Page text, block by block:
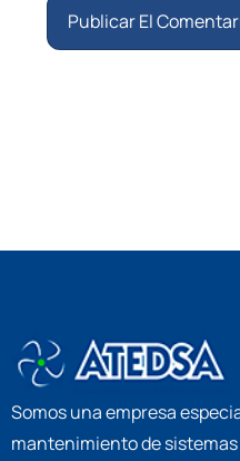
Somos una empresa
mantenimiento de